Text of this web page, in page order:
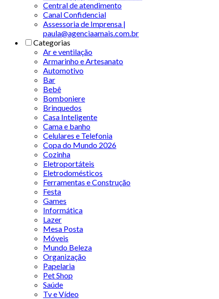
Central de atendimento
Canal Confidencial
Assessoria de Imprensa |
paula@agenciaamais.com.br
Categorias
Ar e ventilação
Armarinho e Artesanato
Automotivo
Bar
Bebê
Bomboniere
Brinquedos
Casa Inteligente
Cama e banho
Celulares e Telefonia
Copa do Mundo 2026
Cozinha
Eletroportáteis
Eletrodomésticos
Ferramentas e Construção
Festa
Games
Informática
Lazer
Mesa Posta
Móveis
Mundo Beleza
Organização
Papelaria
Pet Shop
Saúde
Tv e Vídeo